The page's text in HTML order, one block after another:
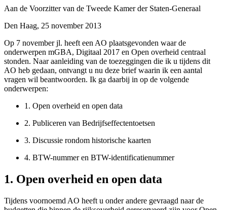
Aan de Voorzitter van de Tweede Kamer der Staten-Generaal
Den Haag, 25 november 2013
Op 7 november jl. heeft een AO plaatsgevonden waar de
onderwerpen mGBA, Digitaal 2017 en Open overheid centraal
stonden. Naar aanleiding van de toezeggingen die ik u tijdens dit
AO heb gedaan, ontvangt u nu deze brief waarin ik een aantal
vragen wil beantwoorden. Ik ga daarbij in op de volgende
onderwerpen:
1. Open overheid en open data
2. Publiceren van Bedrijfseffectentoetsen
3. Discussie rondom historische kaarten
4. BTW-nummer en BTW-identificatienummer
1. Open overheid en open data
Tijdens voornoemd AO heeft u onder andere gevraagd naar de